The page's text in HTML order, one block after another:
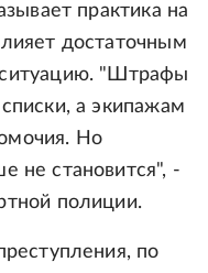
практика на
достаточным
"Штрафы
а экипажам
Но
не становится", -
полиции.
по